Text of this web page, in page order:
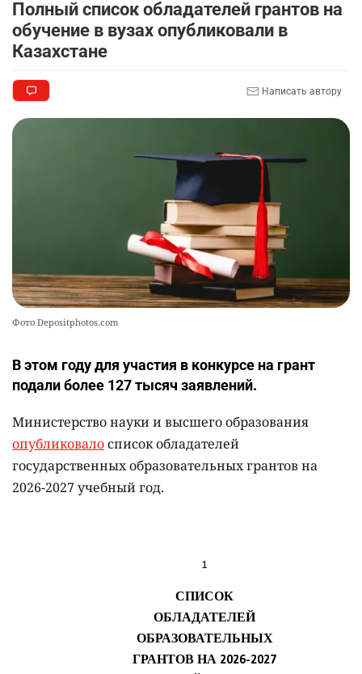
2720 0 11
9
🦻 Казахстанцы смогут получать слуховые
Полный список обладателей грантов на
обучение в вузах опубликовали в
Казахстане
Написать автору
Фото Depositphotos.com
В этом году для участия в конкурсе на грант
подали более 127 тысяч заявлений.
Министерство науки и высшего образования
опубликовалосписок обладателей
государственных образовательных грантов на
2026-2027 учебный год.